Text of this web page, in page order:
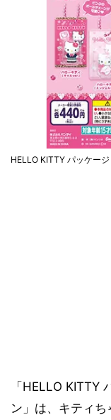
HELLO KITTY パッケー
「HELLO KITTY
ン」は、キティ